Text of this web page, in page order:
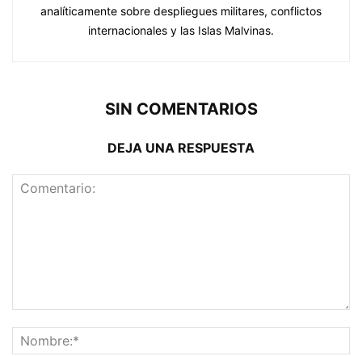
analíticamente sobre despliegues militares, conflictos
internacionales y las Islas Malvinas.
SIN COMENTARIOS
DEJA UNA RESPUESTA